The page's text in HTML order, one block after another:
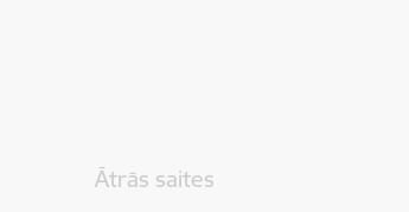
Ātrās saites